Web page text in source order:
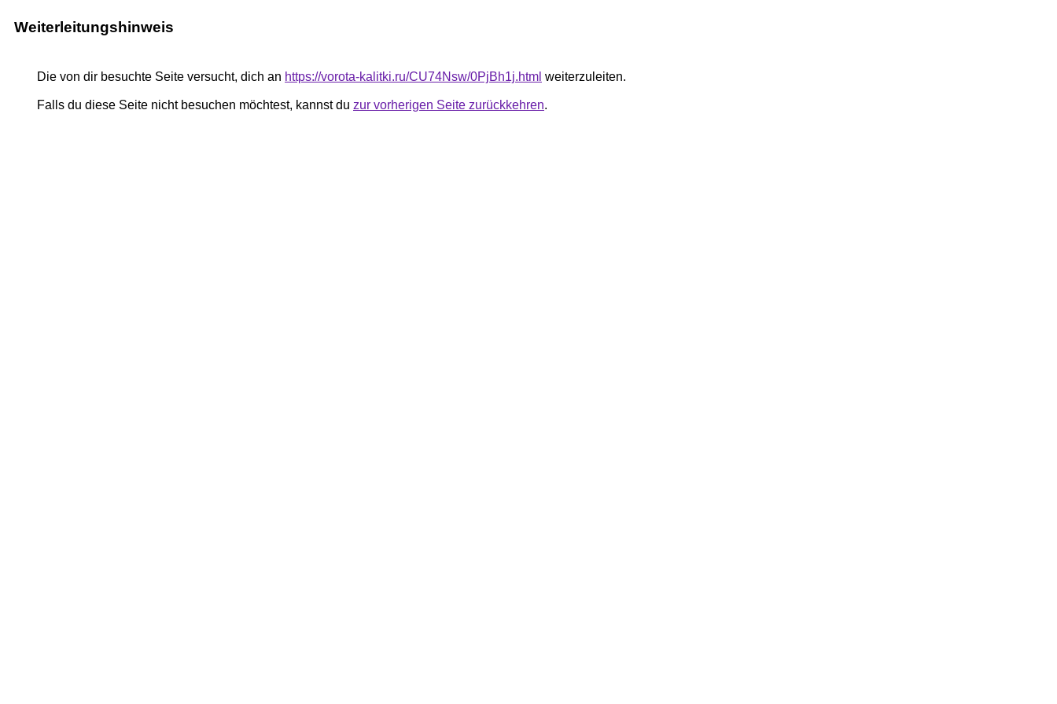
Weiterleitungshinweis
Die von dir besuchte Seite versucht, dich an https://vorota-kalitki.ru/CU74Nsw/0PjBh1j.html weiterzuleiten.
Falls du diese Seite nicht besuchen möchtest, kannst du zur vorherigen Seite zurückkehren.